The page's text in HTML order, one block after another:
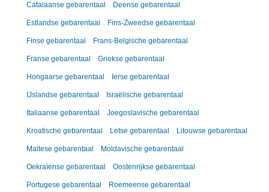
Catalaanse gebarentaal Deense gebarentaal
Estlandse gebarentaal Fins-Zweedse gebarentaal
Finse gebarentaal Frans-Belgische gebarentaal
Franse gebarentaal Griekse gebarentaal
Hongaarse gebarentaal Ierse gebarentaal
IJslandse gebarentaal Israëlische gebarentaal
Italiaanse gebarentaal Joegoslavische gebarentaal
Kroatische gebarentaal Letse gebarentaal Litouwse gebarentaal
Maltese gebarentaal Moldavische gebarentaal
Oekraïense gebarentaal Oostenrijkse gebarentaal
Portugese gebarentaal Roemeense gebarentaal